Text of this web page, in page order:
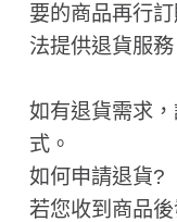
要的商品再行
法提供退貨服
如有退貨需求
式。
如何申請退貨?
若您收到商品